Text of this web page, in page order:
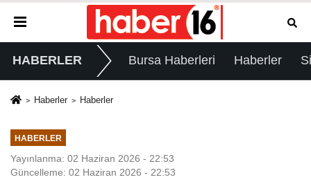
HABERLER Bursa Haberleri Haberler
Haberler Haberler
HABERLER
Yayınlanma: 02 Haziran 2026 - 22:53
Güncelleme: 02 Haziran 2026 - 22:53